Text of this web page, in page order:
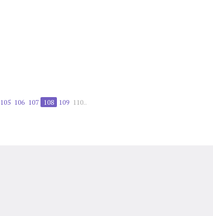
105 106 107 108 109 110..